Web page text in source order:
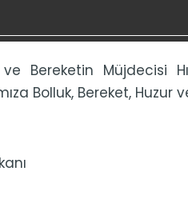
ve Bereketin Müjdecisi
Bolluk, Bereket, Huzur